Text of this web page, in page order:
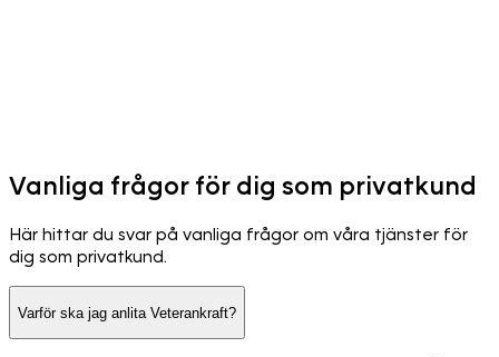
Vanliga frågor för dig som privatkund
Här hittar du svar på vanliga frågor om våra tjänster för
dig som privatkund.
Varför ska jag anlita Veterankraft?